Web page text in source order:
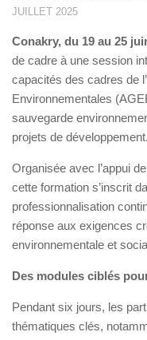
JUILLET 2025
Conakry, du 19 au 25
de cadre à une session
capacités des cadres de
Environnementales
sauvegarde
projets de développement.
Organisée avec l’appui
cette formation s’inscrit
professionnalisation
réponse aux exigences
environnementale et
Des modules ciblés
Pendant six jours, les
thématiques clés,